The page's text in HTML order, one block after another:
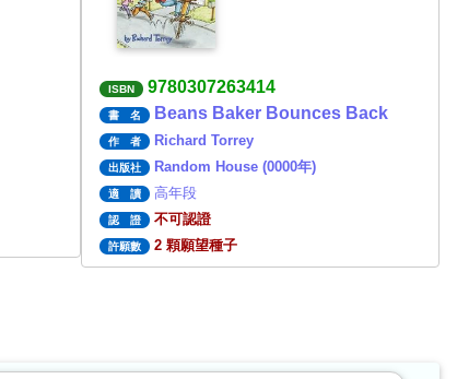
ISBN 9780307263414
書 名 Beans Baker Bounces Back
作 者 Richard Torrey
出版社 Random House (0000年)
適 讀 高年段
認 證 不可認證
許願數 2 顆願望種子